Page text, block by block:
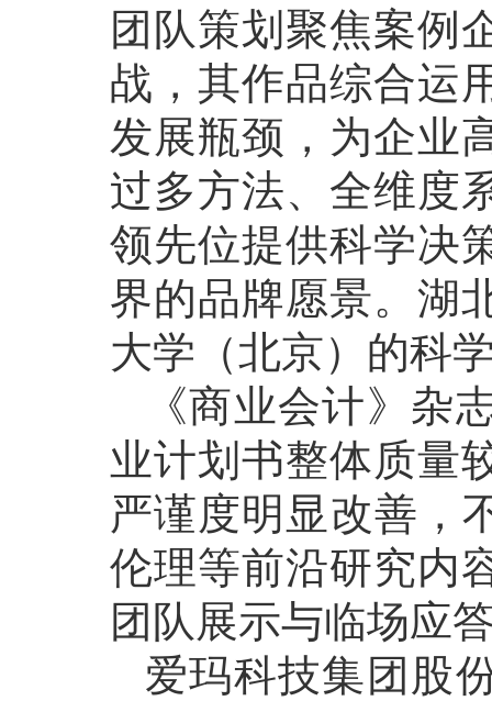
团队策划聚焦案例
战，其作品综合运
发展瓶颈，为企业
过多方法、全维度
领先位提供科学决
界的品牌愿景。湖
大学（北京）的科
《商业会计》杂
业计划书整体质量
严谨度明显改善，
伦理等前沿研究内
团队展示与临场应
爱玛科技集团股